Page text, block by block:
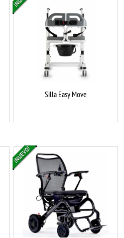
Silla Easy Move